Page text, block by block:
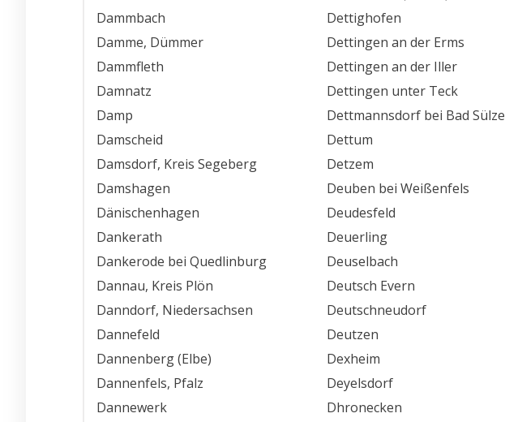
Dammbach
Damme, Dümmer
Dammfleth
Damnatz
Damp
Damscheid
Damsdorf, Kreis Segeberg
Damshagen
Dänischenhagen
Dankerath
Dankerode bei Quedlinburg
Dannau, Kreis Plön
Danndorf, Niedersachsen
Dannefeld
Dannenberg (Elbe)
Dannenfels, Pfalz
Dannewerk
Dettighofen
Dettingen an der Erms
Dettingen an der Iller
Dettingen unter Teck
Dettmannsdorf bei Bad Sülze
Dettum
Detzem
Deuben bei Weißenfels
Deudesfeld
Deuerling
Deuselbach
Deutsch Evern
Deutschneudorf
Deutzen
Dexheim
Deyelsdorf
Dhronecken